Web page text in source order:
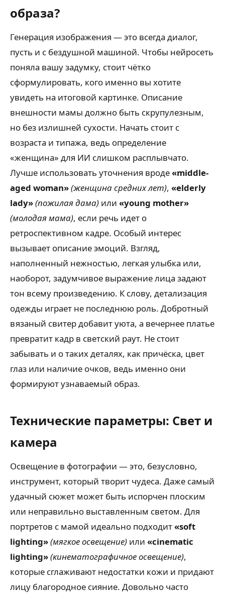
образа?
Генерация изображения — это всегда диалог,
пусть и с бездушной машиной. Чтобы нейросеть
поняла вашу задумку, стоит чётко
сформулировать, кого именно вы хотите
увидеть на итоговой картинке. Описание
внешности мамы должно быть скрупулезным,
но без излишней сухости. Начать стоит с
возраста и типажа, ведь определение
«женщина» для ИИ слишком расплывчато.
Лучше использовать уточнения вроде«middle-
aged woman»(женщина средних лет), «elderly
lady»(пожилая дама) или «young mother»
(молодая мама), если речь идет о
ретроспективном кадре. Особый интерес
вызывает описание эмоций. Взгляд,
наполненный нежностью, легкая улыбка или,
наоборот, задумчивое выражение лица задают
тон всему произведению. К слову, детализация
одежды играет не последнюю роль. Добротный
вязаный свитер добавит уюта, а вечернее платье
превратит кадр в светский раут. Не стоит
забывать и о таких деталях, как причёска, цвет
глаз или наличие очков, ведь именно они
формируют узнаваемый образ.
Технические параметры: Свет и
камера
Освещение в фотографии — это, безусловно,
инструмент, который творит чудеса. Даже самый
удачный сюжет может быть испорчен плоским
или неправильно выставленным светом. Для
портретов с мамой идеально подходит«soft
lighting»(мягкое освещение) или «cinematic
lighting»(кинематографичное освещение),
которые сглаживают недостатки кожи и придают
лицу благородное сияние. Довольно часто